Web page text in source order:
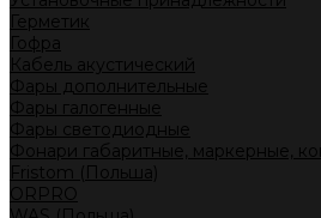
Герметик
Гофра
Кабель акустический
Фары дополнительные
Фары галогенные
Фары светодиодные
Фонари габаритные, маркерные,
Fristom (Польша)
ORPRO